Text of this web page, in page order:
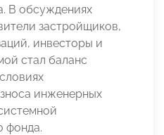
В обсуждениях
застройщиков,
инвесторы и
стал баланс
инженерных
фонда.